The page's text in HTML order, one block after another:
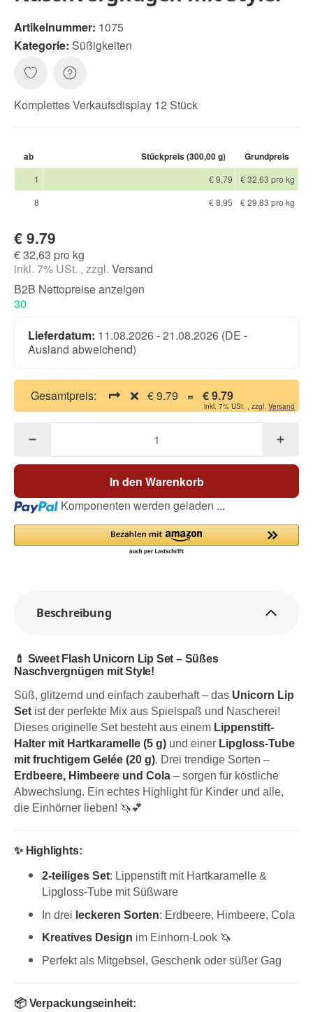
Artikelnummer: 1075
Kategorie: Süßigkeiten
Komplettes Verkaufsdisplay 12 Stück
ab Stückpreis (300,00 g) Grundpreis
1 € 9,79
€ 32,63 pro kg
8
€ 8,95 € 29,83 pro kg
€ 9.79
€ 32,63 pro kg
inkl. 7% USt. , zzgl. Versand
B2B Nettopreise anzeigen
30
Lieferdatum: 11.08.2026 - 21.08.2026 (DE -
Ausland abweichend)
Gesamtpreis: € 9.79 = € 9.79
inkl. 7% USt. , zzgl. Versand
In den Warenkorb
Loading...Komponenten werden geladen ...
Beschreibung
💄 Sweet Flash Unicorn Lip Set – Süßes
Naschvergnügen mit Style!
Süß, glitzernd und einfach zauberhaft – das Unicorn Lip
Set ist der perfekte Mix aus Spielspaß und Nascherei!
Dieses originelle Set besteht aus einem Lippenstift-
Halter mit Hartkaramelle (5 g) und einer Lipgloss-Tube
mit fruchtigem Gelée (20 g). Drei trendige Sorten –
Erdbeere, Himbeere und Cola – sorgen für köstliche
Abwechslung. Ein echtes Highlight für Kinder und alle,
die Einhörner lieben! 🦄💕
✨ Highlights:
2-teiliges Set: Lippenstift mit Hartkaramelle &
Lipgloss-Tube mit Süßware
In drei leckeren Sorten: Erdbeere, Himbeere, Cola
Kreatives Design im Einhorn-Look 🦄
Perfekt als Mitgebsel, Geschenk oder süßer Gag
📦 Verpackungseinheit: